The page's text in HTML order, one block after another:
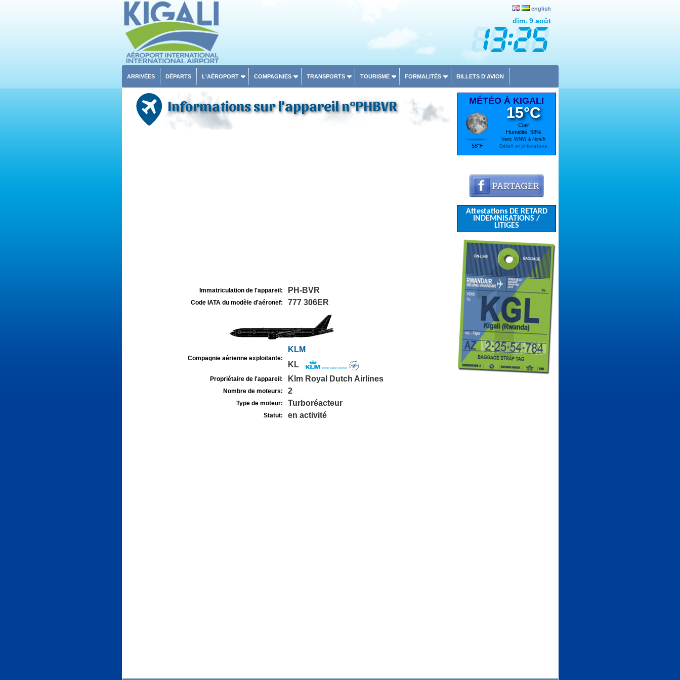
english
dim. 9 août
ARRIVÉES DÉPARTS L'AÉROPORT COMPAGNIES TRANSPORTS TOURISME FORMALITÉS BILLETS D'AVION
Informations sur l'appareil n°PHBVR
Immatriculation de l'appareil: PH-BVR
Code IATA du modèle d'aéronef: 777 306ER
Compagnie aérienne exploitante:
KLM
KL
Propriétaire de l'appareil: Klm Royal Dutch Airlines
Nombre de moteurs: 2
Type de moteur: Turboréacteur
Statut: en activité
MÉTÉO À KIGALI
58°F
15°C
Clair
Humidité: 58%
Vent: WNW à 4km/h
Détail et prévisions
Attestations DE RETARD
INDEMNISATIONS /
LITIGES